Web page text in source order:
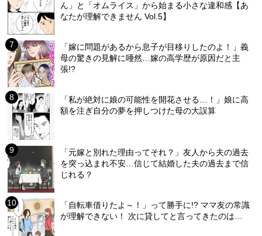
ん」と「オムライス」から始まる小さな違和感【あ
なたが理解できません Vol.5】
「嫁に問題があるから息子が目移りしたのよ！」義
母の驚きの見解に唖然…嫁の高学歴が原因だと主
張!?
「私が絶対に娘の可能性を開花させる…！」娘に高
額を注ぎ自分の夢を押しつけた母の大誤算
「元嫁と別れた理由ってそれ？」友人から夫の過去
を突っ込まれ不安…信じて結婚した夫の過去まで信
じれる？
「自転車借りたよ～！」って勝手に!? ママ友の常識
が理解できない！ 次に貸してと言ってきたのは…